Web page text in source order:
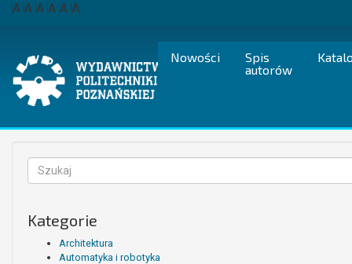
Przejdź
A A A A A A
Nowości
Spis
autorów
Formularz
wyszukiwania
Kategorie
Architektura
Automatyka i robotyka